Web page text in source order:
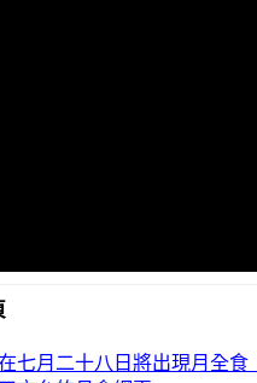
七月二十八日將出現月全食